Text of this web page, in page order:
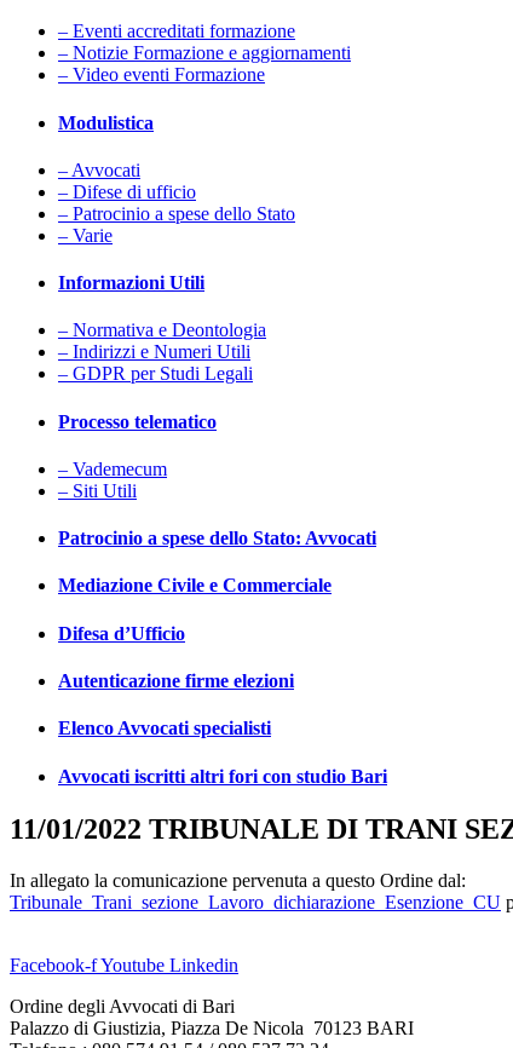
– Eventi accreditati formazione
– Notizie Formazione e aggiornamenti
– Video eventi Formazione
Modulistica
– Avvocati
– Difese di ufficio
– Patrocinio a spese dello Stato
– Varie
Informazioni Utili
– Normativa e Deontologia
– Indirizzi e Numeri Utili
– GDPR per Studi Legali
Processo telematico
– Vademecum
– Siti Utili
Patrocinio a spese dello Stato: Avvocati
Mediazione Civile e Commerciale
Difesa d’Ufficio
Autenticazione firme elezioni
Elenco Avvocati specialisti
Avvocati iscritti altri fori con studio Bari
11/01/2022 TRIBUNALE DI TRANI
In allegato la comunicazione pervenuta a questo Ordine dal:
Tribunale_Trani_sezione_Lavoro_dichiarazione_Esenzione_CU
Facebook-fYoutube Linkedin
Ordine degli Avvocati di Bari
Palazzo di Giustizia, Piazza De Nicola 70123 BARI